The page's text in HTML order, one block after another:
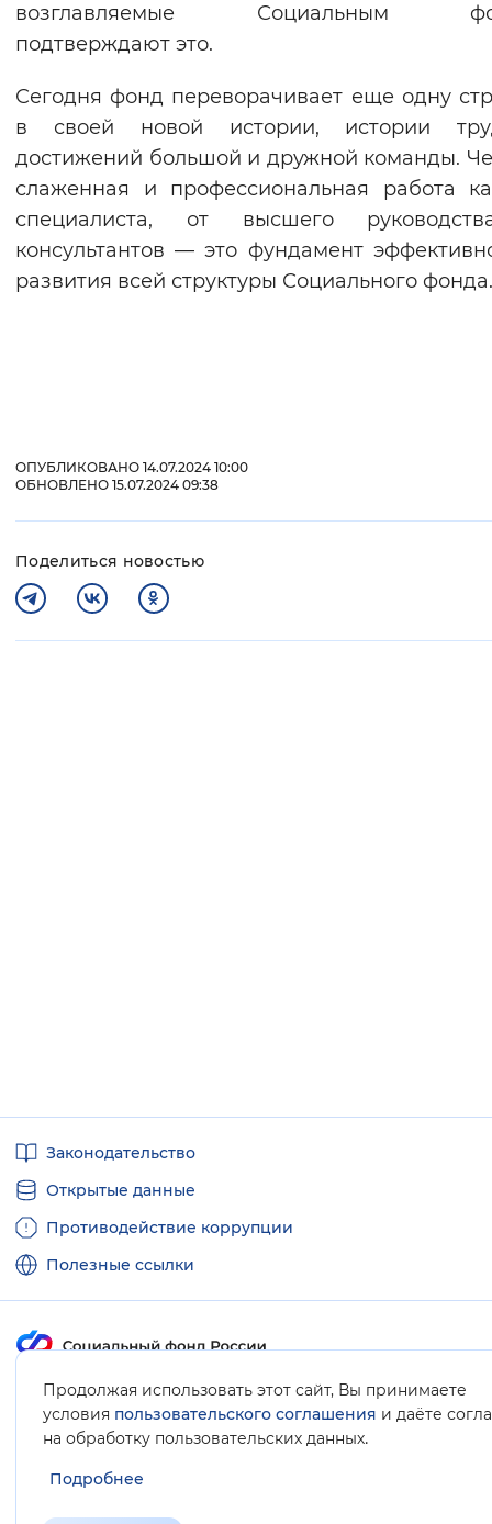
возглавляемые Социальным
подтверждают это.
Сегодня фонд переворачивает еще одну
в своей новой истории, истории
достижений большой и дружной команды.
слаженная и профессиональная работа
специалиста, от высшего
консультантов — это фундамент
развития всей структуры Социального фонда.
ОПУБЛИКОВАНО 14.07.2024 10:00
ОБНОВЛЕНО 15.07.2024 09:38
Поделиться новостью
Продолжая использовать этот сайт, Вы принимаете
условия пользовательского соглашения и даёте
на обработку пользовательских данных.
Подробнее
ссылкиЗаконодательство
Открытые данные
Противодействие коррупции
Полезные ссылки
Карта сайта